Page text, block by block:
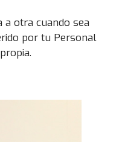
a otra cuando sea
por tu Personal